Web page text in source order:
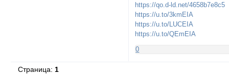
https://qo.d-ld.net/4658b7e8c5
https://u.to/3kmEIA
https://u.to/LUCEIA
https://u.to/QEmEIA
0
Страница: 1